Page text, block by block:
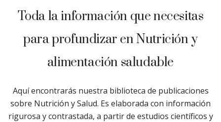
Toda la información que necesitas
para profundizar en Nutrición y
alimentación saludable
Aquí encontrarás nuestra biblioteca de publicaciones
sobre Nutrición y Salud. Es elaborada con información
rigurosa y contrastada, a partir de estudios científicos y